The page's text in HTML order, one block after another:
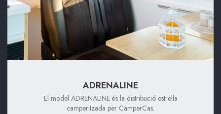
ADRENALINE
El model ADRENALINE és la distribució estrella
camperitzada per CamperCas.